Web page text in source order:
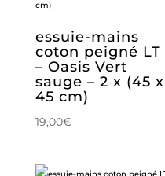
essuie-mains
coton peigné LT
– Oasis Vert
sauge – 2 x (45 x
45 cm)
19,00€